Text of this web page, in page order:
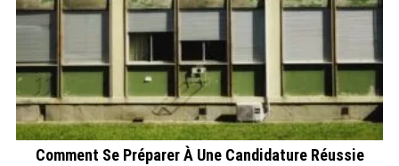
Comment Se Préparer À Une Candidature Réussie